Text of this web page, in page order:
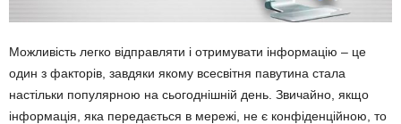
Можливість легко відправляти і отримувати інформацію – це
один з факторів, завдяки якому всесвітня павутина стала
настільки популярною на сьогоднішній день. Звичайно, якщо
інформація, яка передається в мережі, не є конфіденційною, то